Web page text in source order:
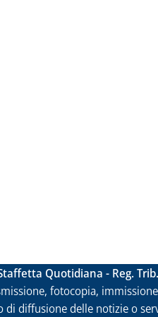
Quotidiana - Reg.
fotocopia,
di diffusione delle notizie o